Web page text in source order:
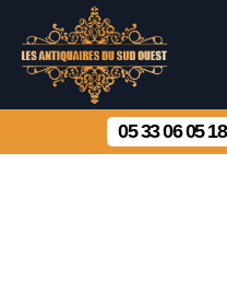
05 33 06 05 18